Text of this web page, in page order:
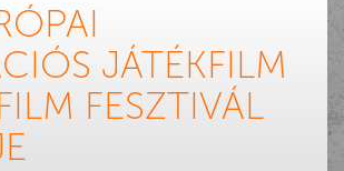
JÁTÉKFILM
FESZTIVÁL